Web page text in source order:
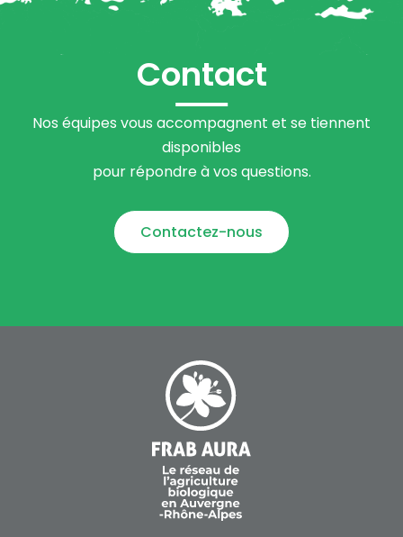
Contact
Nos équipes vous accompagnent et se tiennent
disponibles
pour répondre à vos questions.
Contactez-nous